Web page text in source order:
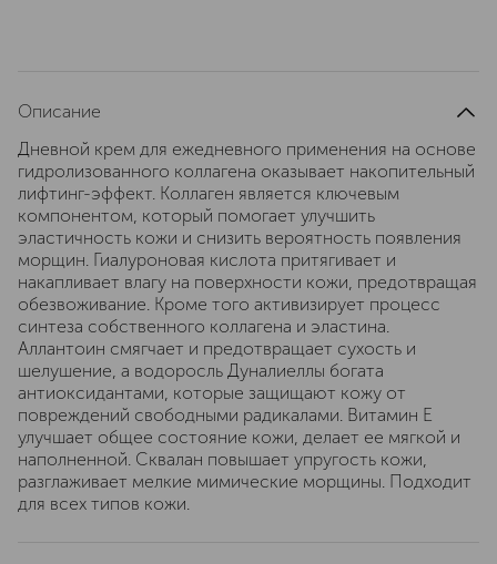
Описание
Дневной крем для ежедневного применения на основе
гидролизованного коллагена оказывает накопительный
лифтинг-эффект. Коллаген является ключевым
компонентом, который помогает улучшить
эластичность кожи и снизить вероятность появления
морщин. Гиалуроновая кислота притягивает и
накапливает влагу на поверхности кожи, предотвращая
обезвоживание. Кроме того активизирует процесс
синтеза собственного коллагена и эластина.
Аллантоин смягчает и предотвращает сухость и
шелушение, а водоросль Дуналиеллы богата
антиоксидантами, которые защищают кожу от
повреждений свободными радикалами. Витамин Е
улучшает общее состояние кожи, делает ее мягкой и
наполненной. Сквалан повышает упругость кожи,
разглаживает мелкие мимические морщины. Подходит
для всех типов кожи.